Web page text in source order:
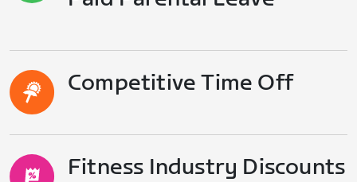
Competitive Time Off
Fitness Industry Discounts